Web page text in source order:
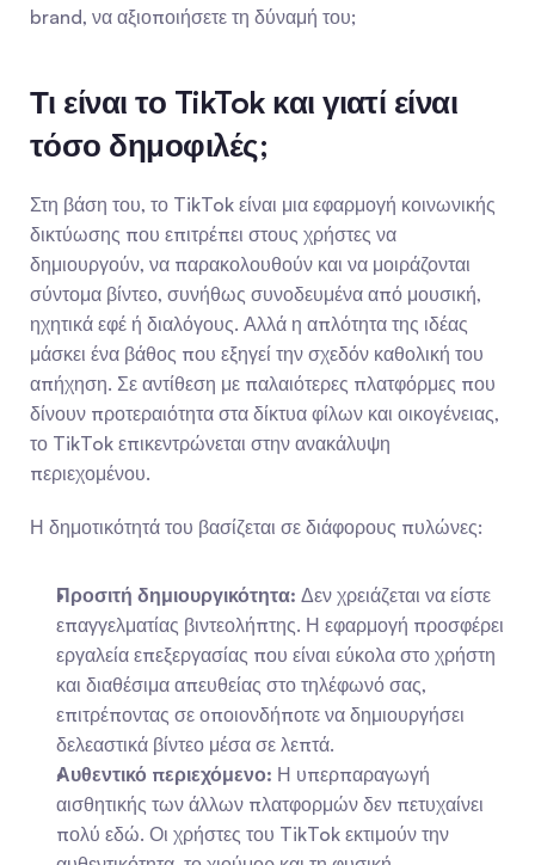
brand, να αξιοποιήσετε τη δύναμή του;
Τι είναι το TikTok και γιατί είναι
τόσο δημοφιλές;
Στη βάση του, το TikTok είναι μια εφαρμογή κοινωνικής
δικτύωσης που επιτρέπει στους χρήστες να
δημιουργούν, να παρακολουθούν και να μοιράζονται
σύντομα βίντεο, συνήθως συνοδευμένα από μουσική,
ηχητικά εφέ ή διαλόγους. Αλλά η απλότητα της ιδέας
μάσκει ένα βάθος που εξηγεί την σχεδόν καθολική του
απήχηση. Σε αντίθεση με παλαιότερες πλατφόρμες που
δίνουν προτεραιότητα στα δίκτυα φίλων και οικογένειας,
το TikTok επικεντρώνεται στην ανακάλυψη
περιεχομένου.
Η δημοτικότητά του βασίζεται σε διάφορους πυλώνες:
Προσιτή δημιουργικότητα: Δεν χρειάζεται να είστε
επαγγελματίας βιντεολήπτης. Η εφαρμογή προσφέρει
εργαλεία επεξεργασίας που είναι εύκολα στο χρήστη
και διαθέσιμα απευθείας στο τηλέφωνό σας,
επιτρέποντας σε οποιονδήποτε να δημιουργήσει
δελεαστικά βίντεο μέσα σε λεπτά.
Αυθεντικό περιεχόμενο: Η υπερπαραγωγή
αισθητικής των άλλων πλατφορμών δεν πετυχαίνει
πολύ εδώ. Οι χρήστες του TikTok εκτιμούν την